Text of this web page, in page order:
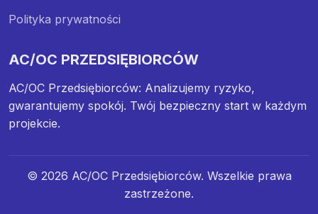
Polityka prywatności
AC/OC PRZEDSIĘBIORCÓW
AC/OC Przedsiębiorców: Analizujemy ryzyko,
gwarantujemy spokój. Twój bezpieczny start w każdym
projekcie.
© 2026 AC/OC Przedsiębiorców. Wszelkie prawa
zastrzeżone.